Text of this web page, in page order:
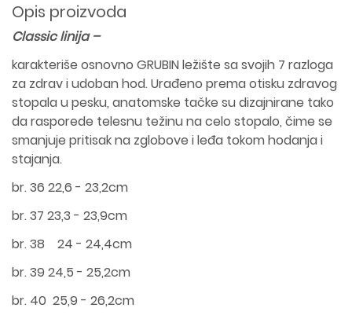
Opis proizvoda
Classic linija –
karakteriše osnovno GRUBIN ležište sa svojih 7 razloga
za zdrav i udoban hod. Urađeno prema otisku zdravog
stopala u pesku, anatomske tačke su dizajnirane tako
da rasporede telesnu težinu na celo stopalo, čime se
smanjuje pritisak na zglobove i leđa tokom hodanja i
stajanja.
br. 36 22,6 - 23,2cm
br. 37 23,3 - 23,9cm
br. 38 24 - 24,4cm
br. 39 24,5 - 25,2cm
br. 40 25,9 - 26,2cm